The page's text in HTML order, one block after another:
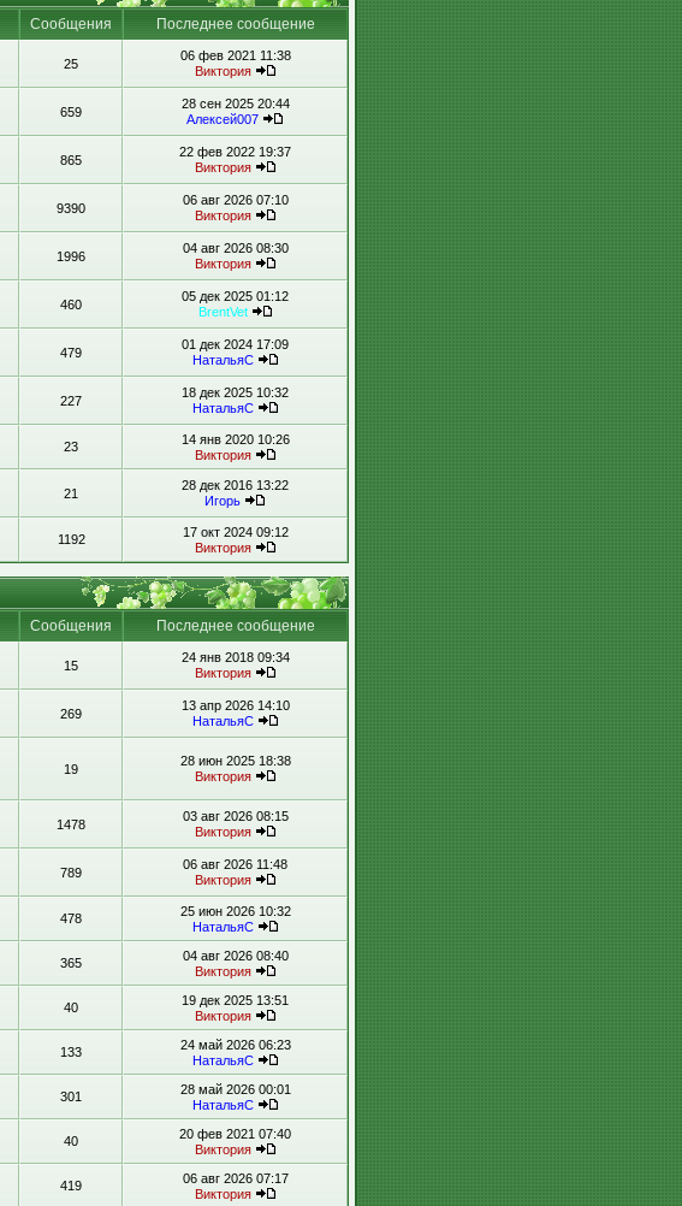
Сообщения
Последнее сообщение
25
06 фев 2021 11:38
Виктория
659
28 сен 2025 20:44
Алексей007
865
22 фев 2022 19:37
Виктория
9390
06 авг 2026 07:10
Виктория
1996
04 авг 2026 08:30
Виктория
460
05 дек 2025 01:12
BrentVet
479
01 дек 2024 17:09
НатальяС
227
18 дек 2025 10:32
НатальяС
23
14 янв 2020 10:26
Виктория
21
28 дек 2016 13:22
Игорь
1192
17 окт 2024 09:12
Виктория
Сообщения
Последнее сообщение
15
24 янв 2018 09:34
Виктория
269
13 апр 2026 14:10
НатальяС
19
28 июн 2025 18:38
Виктория
1478
03 авг 2026 08:15
Виктория
789
06 авг 2026 11:48
Виктория
478
25 июн 2026 10:32
НатальяС
365
04 авг 2026 08:40
Виктория
40
19 дек 2025 13:51
Виктория
133
24 май 2026 06:23
НатальяС
301
28 май 2026 00:01
НатальяС
40
20 фев 2021 07:40
Виктория
419
06 авг 2026 07:17
Виктория